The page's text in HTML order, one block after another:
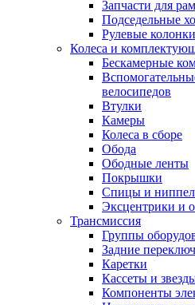
Запчасти для рам
Подседельные
Рулевые колонки
Колеса и
Бескамерные
велосипедов
Втулки
Камеры
Колеса в сборе
Обода
Ободные ленты
Покрышки
Спицы и
Эксцентрики и
Трансмиссия
Группы
Задние
Каретки
Кассеты и
Компоненты